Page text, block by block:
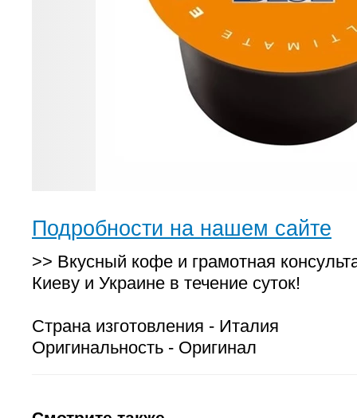
Подробности на нашем сайте
>> Вкусный кофе и грамотная
Киеву и Украине в течение суток!
Страна изготовления - Италия
Оригинальность - Оригинал